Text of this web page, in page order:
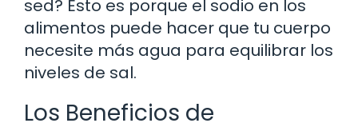
sed? Esto es porque el sodio en los
alimentos puede hacer que tu cuerpo
necesite más agua para equilibrar los
niveles de sal.
Los Beneficios de